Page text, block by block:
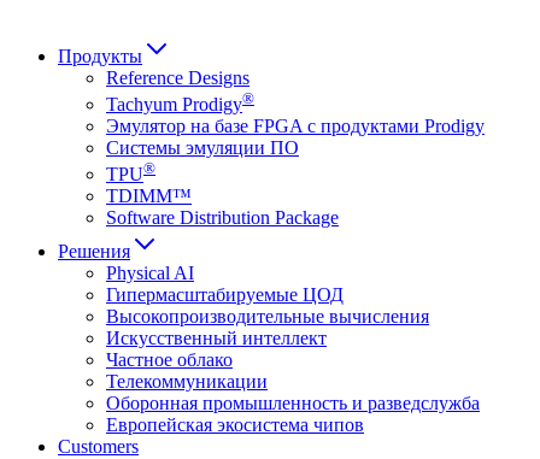
Продукты
Reference Designs
Tachyum Prodigy®
Эмулятор на базе FPGA с продуктами Prodigy
Системы эмуляции ПО
TPU®
TDIMM™
Software Distribution Package
Решения
Physical AI
Гипермасштабируемые ЦОД
Высокопроизводительные вычисления
Искусственный интеллект
Частное облако
Телекоммуникации
Оборонная промышленность и разведслужба
Европейская экосистема чипов
Customers